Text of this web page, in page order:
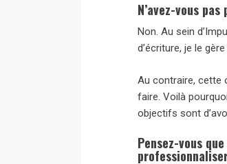
N’avez-vous
Non. Au sein
d’écriture, je le
Au contraire, cette
faire. Voilà
objectifs sont
Pensez-vous